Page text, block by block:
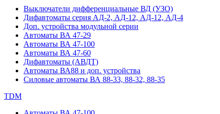
Выключатели дифференциальные ВД (УЗО)
Дифавтоматы серия АД-2, АД-12, АД-12, АД-4
Доп. устройства модульной серии
Автоматы ВА 47-29
Автоматы ВА 47-100
Автоматы ВА 47-60
Дифавтоматы (АВДТ)
Автоматы ВА88 и доп. устройства
Силовые автоматы ВА 88-33, 88-32, 88-35
TDM